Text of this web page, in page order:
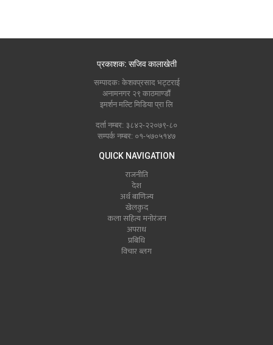
प्रकाशक: सजिव कालाखेती
सम्पादकः केशवप्रसाद भट्टराई
अनामनगर २९ काठमाण्डौं
इमर्शन मल्टि मिडिया प्रा लि
दर्ता नम्बर: ३८४२-२२०७९-८०
सम्पर्क नम्बर: ०१-५७०५१४७
QUICK NAVIGATION
राजनीति
देश
अर्थ बाणिज्य
खेलकुद
कला सहित्य मनोरंजन
अपराध
प्रबिधि
विचार ब्लग